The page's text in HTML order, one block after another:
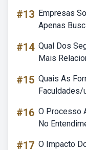
#13 Empresas
Apenas
#14 Qual Dos
Mais
#15 Quais As
#16 O Processo
No
#17 O Impacto